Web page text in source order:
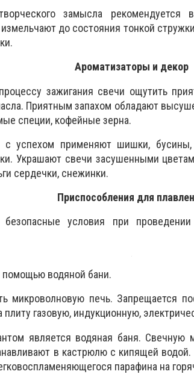
замысла рекомендуется
до состояния тонкой
Ароматизаторы и декор
зажигания свечи ощутить
Приятным запахом обладают
специи, кофейные зерна.
с успехом применяют шишки,
Украшают свечи засушенными
сердечки, снежинки.
Приспособления для
безопасные условия при
помощью водяной бани.
микроволновую печь. Запрещается
газовую, индукционную,
является водяная баня.
в кастрюлю с кипящей
парафина на